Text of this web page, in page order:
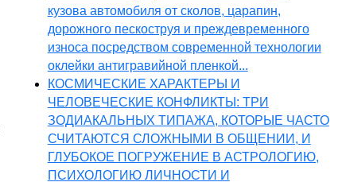
кузова автомобиля от сколов, царапин,
дорожного пескоструя и преждевременного
износа посредством современной технологии
оклейки антигравийной пленкой...
КОСМИЧЕСКИЕ ХАРАКТЕРЫ И
ЧЕЛОВЕЧЕСКИЕ КОНФЛИКТЫ: ТРИ
ЗОДИАКАЛЬНЫХ ТИПАЖА, КОТОРЫЕ ЧАСТО
СЧИТАЮТСЯ СЛОЖНЫМИ В ОБЩЕНИИ, И
ГЛУБОКОЕ ПОГРУЖЕНИЕ В АСТРОЛОГИЮ,
ПСИХОЛОГИЮ ЛИЧНОСТИ И